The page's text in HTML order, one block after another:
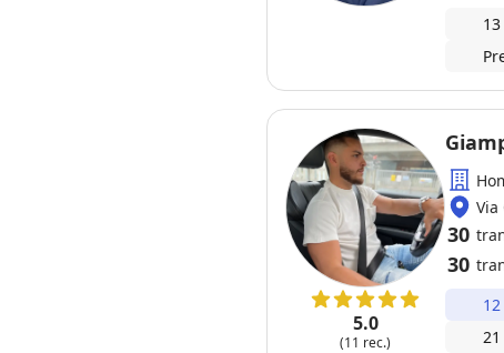
5.0
(11 rec.)
Via
30
30